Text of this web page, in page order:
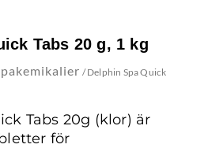
Tabs 20 g, 1 kg
/ Delphin Spa Quick
Tabs 20g (klor) är
för